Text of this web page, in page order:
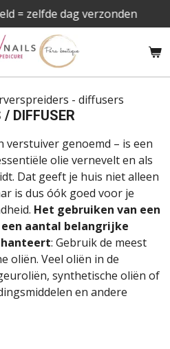
= zelfde dag verzonden
- diffusers
/ DIFFUSER
verstuiver genoemd – is een
olie vernevelt en als
Dat geeft je huis niet alleen
is dus óók goed voor je
Het gebruiken van een
aantal belangrijke
: Gebruik de meest
oliën. Veel oliën in de
synthetische oliën of
en andere